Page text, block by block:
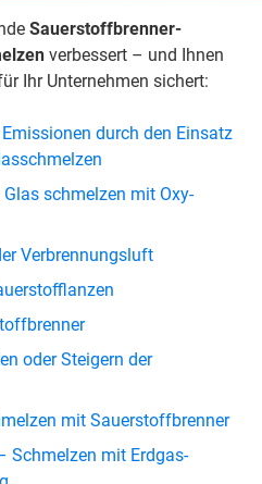
Sauerstoffbrenner-
verbessert – und Ihnen
Ihr Unternehmen sichert:
durch den Einsatz
schmelzen mit Oxy-
Verbrennungsluft
oder Steigern der
mit Sauerstoffbrenner
Schmelzen mit Erdgas-